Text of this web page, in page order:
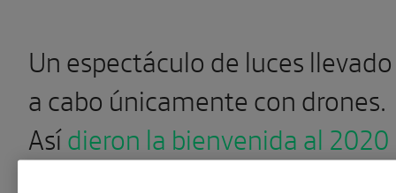
Un espectáculo de luces llevado
a cabo únicamente con drones.
Asídieron la bienvenida al 2020